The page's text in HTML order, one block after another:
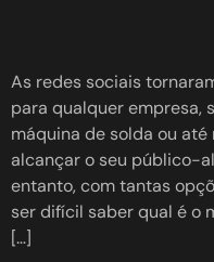
As redes sociais
para qualquer empresa,
máquina de solda ou
alcançar o seu público-
entanto, com tantas
ser difícil saber qual é o
[…]